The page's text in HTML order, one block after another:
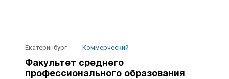
Екатеринбург Коммерческий
Факультет среднего
профессионального образования